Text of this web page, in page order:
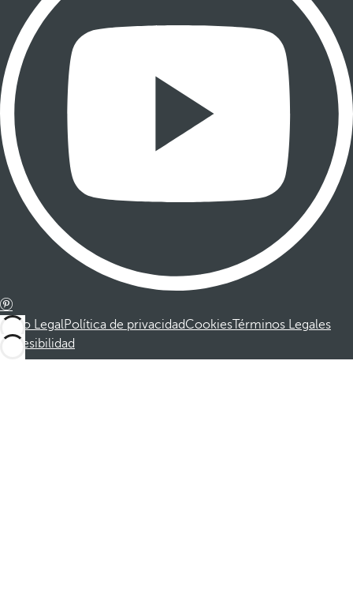
Aviso LegalPolítica de privacidadCookiesTérminos Legales
Accesibilidad